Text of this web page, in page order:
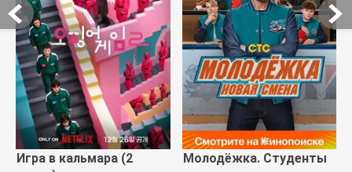
Игра в кальмара (2
Молодёжка. Студенты